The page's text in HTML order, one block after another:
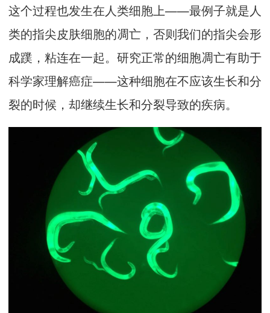
这个过程也发生在人类细胞上——最例子就是人
类的指尖皮肤细胞的凋亡，否则我们的指尖会形
成蹼，粘连在一起。研究正常的细胞凋亡有助于
科学家理解癌症——这种细胞在不应该生长和分
裂的时候，却继续生长和分裂导致的疾病。